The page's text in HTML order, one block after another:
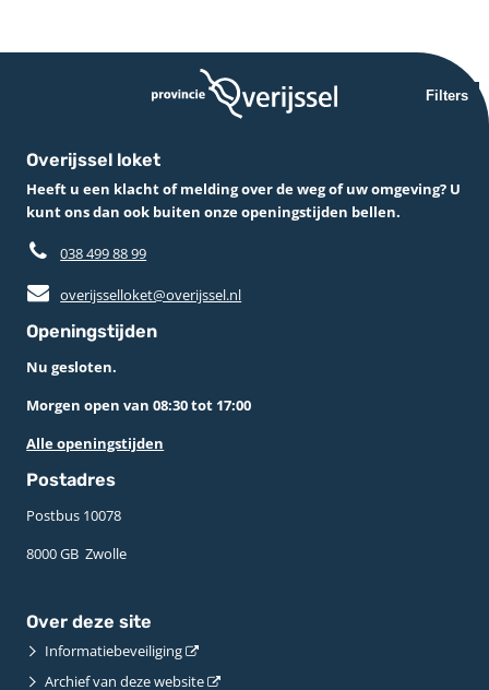
Filters
Overijssel loket
Heeft u een klacht of melding over de weg of uw omgeving? U
kunt ons dan ook buiten onze openingstijden bellen.
038 499 88 99
overijsselloket@overijssel.nl
Openingstijden
Nu gesloten.
Morgen open van 08:30 tot 17:00
Alle openingstijden
Postadres
Postbus 10078 ­
8000 GB ­ Zwolle
Over deze site
Informatiebeveiliging
Archief van deze website